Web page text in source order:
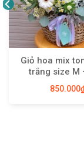
Giỏ hoa mix
trắng size M
850.000